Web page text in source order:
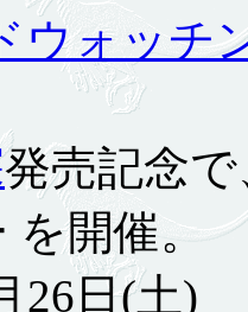
ウォッチ
発売記念
を開催。
26日(土